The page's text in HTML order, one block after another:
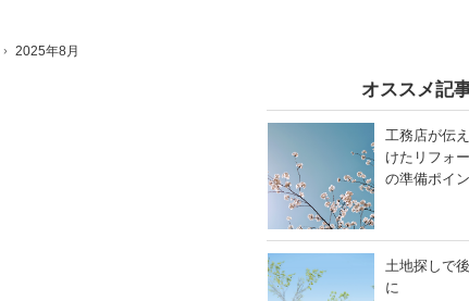
2025年8月
オススメ記
工務店が伝
けたリフォ
の準備ポイ
土地探しで
に